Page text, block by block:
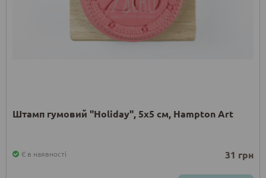
Штамп гумовий "Holiday", 5х5 см, Hampton Art
Є в наявності 31 грн